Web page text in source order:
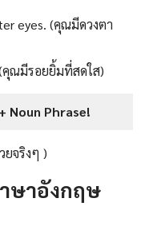
eyes. (คุณมีดวงตา
คุณมีรอยยิ้มที่สดใส)
Noun Phrase!
ยจริงๆ )
ษาอังกฤษ